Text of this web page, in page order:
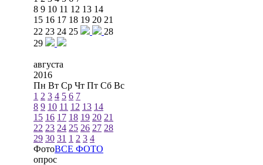
8 9 10 11 12 13 14
15 16 17 18 19 20 21
22 23 24 25
28
29
августа
2016
Пн Вт Ср Чт Пт Сб Вс
1 2 3 4 5 6 7
8 9 10 11 12 13 14
15 16 17 18 19 20 21
22 23 24 25 26 27 28
29 30 31 1 2 3 4
ФотоВСЕ ФОТО
опрос